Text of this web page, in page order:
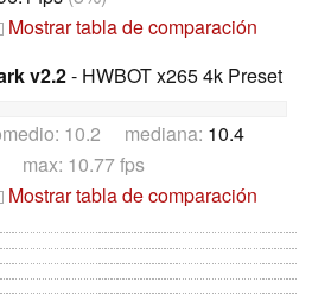
Mostrar tabla de comparación
v2.2- HWBOT x265 4k Preset
10.2 mediana: 10.4
max: 10.77 fps
Mostrar tabla de comparación